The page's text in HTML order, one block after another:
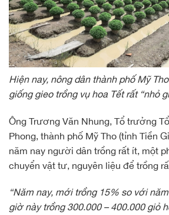
Hiện nay, nông dân thành phố Mỹ
giống gieo trồng vụ hoa Tết rất “nhỏ
Ông Trương Văn Nhung, Tổ trưởng
Phong, thành phố Mỹ Tho (tỉnh Tiền
năm nay người dân trồng rất ít, một
chuyển vật tư, nguyên liệu để trồng
“Năm nay, mới trồng 15% so với
giờ này trồng 300.000 – 400.000 giỏ